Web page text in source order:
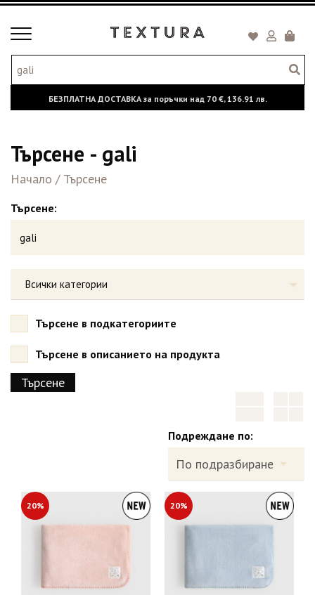
Toggle
БЕЗПЛАТНА ДОСТАВКА за поръчки над 70 €,136.91 лв.
Търсене - gali
Начало / Търсене
Търсене:
Всички категории
Търсене в подкатегориите
Търсене в описанието на продукта
Подреждане по:
20% 20%